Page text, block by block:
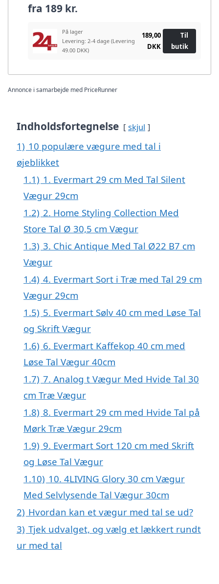
fra 189 kr.
På lager
Levering: 2-4 dage (Levering
49.00 DKK)
189,00
DKK
Til
butik
Annonce i samarbejde med PriceRunner
Indholdsfortegnelse skjul
1) 10 populære vægure med tal i
øjeblikket
1.1) 1. Evermart 29 cm Med Tal Silent
Vægur 29cm
1.2) 2. Home Styling Collection Med
Store Tal Ø 30,5 cm Vægur
1.3) 3. Chic Antique Med Tal Ø22 B7 cm
Vægur
1.4) 4. Evermart Sort i Træ med Tal 29 cm
Vægur 29cm
1.5) 5. Evermart Sølv 40 cm med Løse Tal
og Skrift Vægur
1.6) 6. Evermart Kaffekop 40 cm med
Løse Tal Vægur 40cm
1.7) 7. Analog t Vægur Med Hvide Tal 30
cm Træ Vægur
1.8) 8. Evermart 29 cm med Hvide Tal på
Mørk Træ Vægur 29cm
1.9) 9. Evermart Sort 120 cm med Skrift
og Løse Tal Vægur
1.10) 10. 4LIVING Glory 30 cm Vægur
Med Selvlysende Tal Vægur 30cm
2) Hvordan kan et vægur med tal se ud?
3) Tjek udvalget, og vælg et lækkert rundt
ur med tal